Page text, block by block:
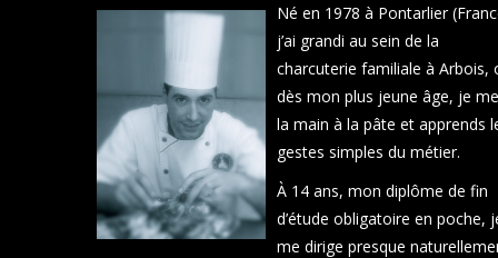
Né en 1978 à Pontarlier
j’ai grandi au sein de la
charcuterie familiale à Arbois,
dès mon plus jeune âge, je
la main à la pâte et apprends
gestes simples du métier.
À 14 ans, mon diplôme de fin
d’étude obligatoire en poche,
me dirige presque